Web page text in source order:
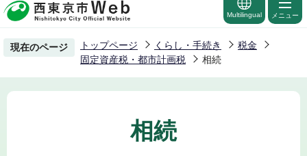
で
Multilingual メニュー
現在のページ トップページ くらし・手続き
税金
固定資産税・都市計画税
相続
相続